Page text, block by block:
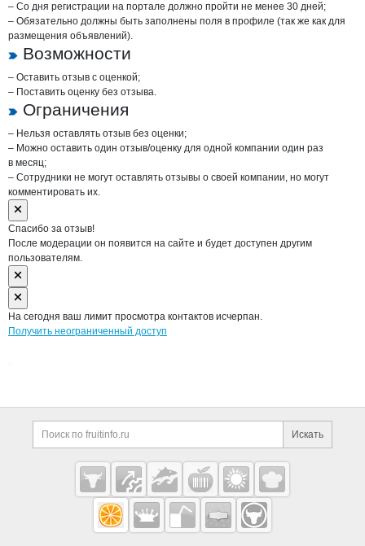
– Со дня регистрации на портале должно пройти не менее 30 дней;
– Обязательно должны быть заполнены поля в профиле (так же как для
размещения объявлений).
Возможности
– Оставить отзыв с оценкой;
– Поставить оценку без отзыва.
Ограничения
– Нельзя оставлять отзыв без оценки;
– Можно оставить один отзыв/оценку для одной компании один раз
в месяц;
– Сотрудники не могут оставлять отзывы о своей компании, но могут
комментировать их.
Спасибо за отзыв!
После модерации он появится на сайте и будет доступен другим
пользователям.
На сегодня ваш лимит просмотра контактов исчерпан.
Получить неограниченный доступ
Дополнительная информация
Поиск по сайту и
Искать
Cсылки на полезные проекты
Fruitinfo.ru